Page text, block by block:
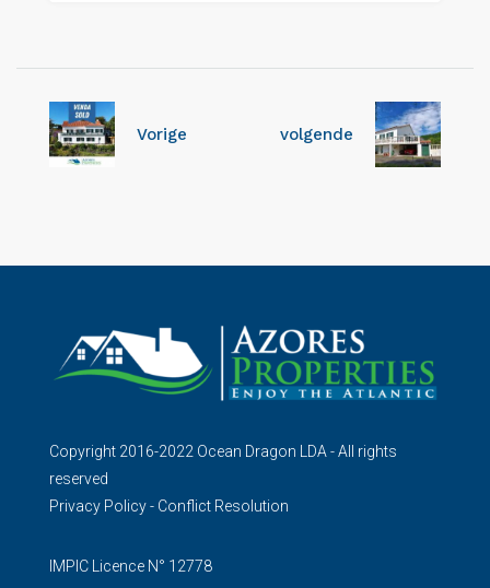
Vorige volgende
Copyright 2016-2022 Ocean Dragon LDA - All rights
reserved
Privacy Policy- Conflict Resolution
IMPIC Licence N° 12778